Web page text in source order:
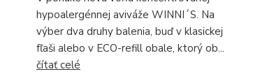
hypoalergénnej aviváže WINNI´S. Na
výber dva druhy balenia, buď v klasickej
fľaši alebo v ECO-refill obale, ktorý ob...
čítať celé